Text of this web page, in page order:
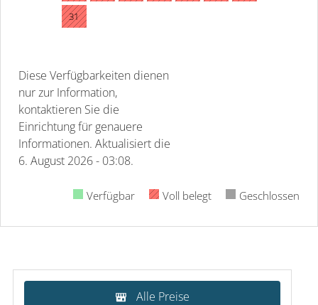
31
Diese Verfügbarkeiten dienen
nur zur Information,
kontaktieren Sie die
Einrichtung für genauere
Informationen. Aktualisiert die
6. August 2026 - 03:08.
Verfügbar Voll belegt Geschlossen
Alle Preise